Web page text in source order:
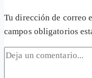
Tu dirección de correo
campos obligatorios